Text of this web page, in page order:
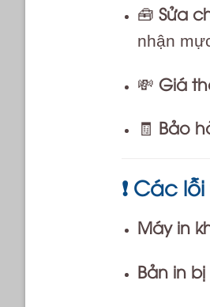
🧰Sửa
nhận
💸Giá
🧾 Bảo
❗ Các
Máy in
Bản in